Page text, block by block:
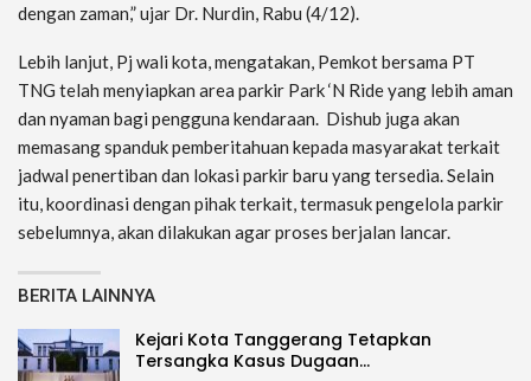
dengan zaman,” ujar Dr. Nurdin, Rabu (4/12).
Lebih lanjut, Pj wali kota, mengatakan, Pemkot bersama PT
TNG telah menyiapkan area parkir Park ‘N Ride yang lebih aman
dan nyaman bagi pengguna kendaraan. Dishub juga akan
memasang spanduk pemberitahuan kepada masyarakat terkait
jadwal penertiban dan lokasi parkir baru yang tersedia. Selain
itu, koordinasi dengan pihak terkait, termasuk pengelola parkir
sebelumnya, akan dilakukan agar proses berjalan lancar.
BERITA LAINNYA
Kejari Kota Tanggerang Tetapkan
Tersangka Kasus Dugaan…